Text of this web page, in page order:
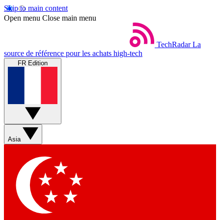
Skip to main content
Open menu Close main menu
TechRadar La
source de référence pour les achats high-tech
FR Edition
Asia